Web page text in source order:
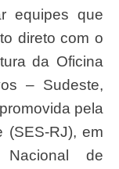
equipes que
direto com o
da Oficina
– Sudeste,
pela
(SES-RJ), em
de